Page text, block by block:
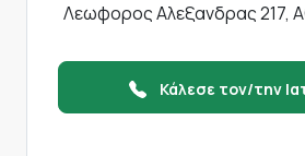
Λεωφορος Αλεξανδρας 217,
Κάλεσε τον/την